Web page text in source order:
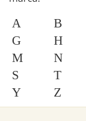
A B
G
H
M
N
S
T
Y
Z